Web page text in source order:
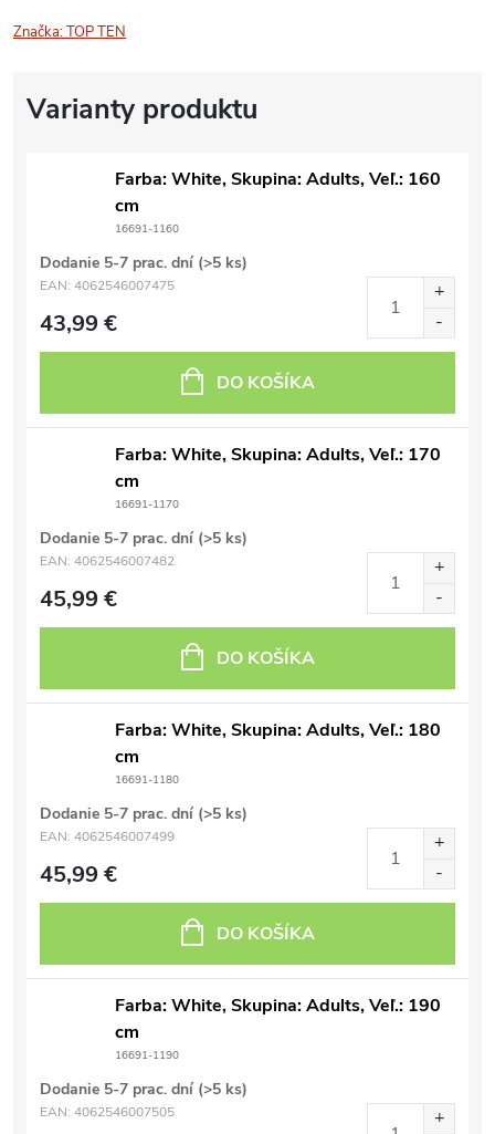
Značka:TOP TEN
Farba: White, Skupina: Adults, Veľ.: 160
cm
16691-1160
Dodanie 5-7 prac. dní (>5 ks)
EAN: 4062546007475
43,99 €
DO KOŠÍKA
Farba: White, Skupina: Adults, Veľ.: 170
cm
16691-1170
Dodanie 5-7 prac. dní (>5 ks)
EAN: 4062546007482
45,99 €
DO KOŠÍKA
Farba: White, Skupina: Adults, Veľ.: 180
cm
16691-1180
Dodanie 5-7 prac. dní (>5 ks)
EAN: 4062546007499
45,99 €
DO KOŠÍKA
Farba: White, Skupina: Adults, Veľ.: 190
cm
16691-1190
Dodanie 5-7 prac. dní (>5 ks)
EAN: 4062546007505